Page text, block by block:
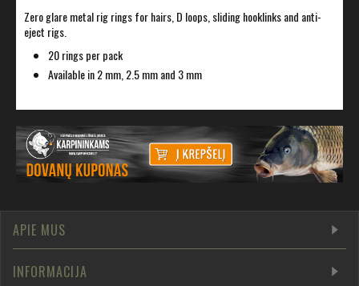
Zero glare metal rig rings for hairs, D loops, sliding hooklinks and anti-
eject rigs.
20 rings per pack
Available in 2 mm, 2.5 mm and 3 mm
APIE MUS
INFORMACIJA